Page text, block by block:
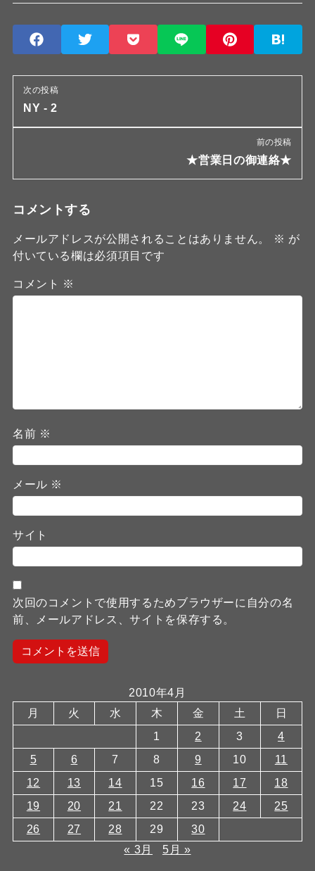
次の投稿
NY - 2
前の投稿
★営業日の御連絡★
コメントする
メールアドレスが公開されることはありません。 ※ が
付いている欄は必須項目です
コメント ※
名前 ※
メール ※
サイト
次回のコメントで使用するためブラウザーに自分の名
前、メールアドレス、サイトを保存する。
2010年4月
月
火 水 木 金 土
日
1
2 3
4
5
6 7 8 9 10
11
12
13 14 15 16 17
18
19
20 21 22 23 24
25
26
27 28 29
30
« 3月
5月 »